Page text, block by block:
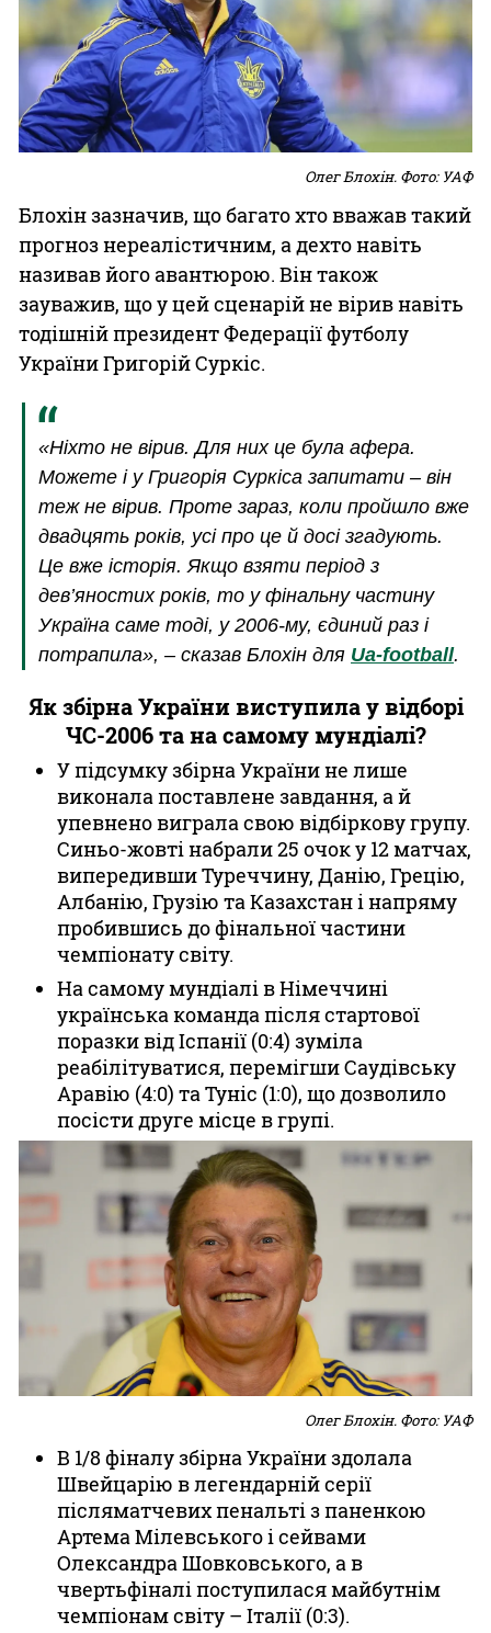
Олег Блохін. Фото: УАФ
Блохін зазначив, що багато хто вважав такий
прогноз нереалістичним, а дехто навіть
називав його авантюрою. Він також
зауважив, що у цей сценарій не вірив навіть
тодішній президент Федерації футболу
України Григорій Суркіс.
«Ніхто не вірив. Для них це була афера.
Можете і у Григорія Суркіса запитати – він
теж не вірив. Проте зараз, коли пройшло вже
двадцять років, усі про це й досі згадують.
Це вже історія. Якщо взяти період з
дев’яностих років, то у фінальну частину
Україна саме тоді, у 2006-му, єдиний раз і
потрапила», – сказав Блохін для Ua-football.
Як збірна України виступила у відборі
ЧС-2006 та на самому мундіалі?
У підсумку збірна України не лише
виконала поставлене завдання, а й
упевнено виграла свою відбіркову групу.
Синьо-жовті набрали 25 очок у 12 матчах,
випередивши Туреччину, Данію, Грецію,
Албанію, Грузію та Казахстан і напряму
пробившись до фінальної частини
чемпіонату світу.
На самому мундіалі в Німеччині
українська команда після стартової
поразки від Іспанії (0:4) зуміла
реабілітуватися, перемігши Саудівську
Аравію (4:0) та Туніс (1:0), що дозволило
посісти друге місце в групі.
Олег Блохін. Фото: УАФ
В 1/8 фіналу збірна України здолала
Швейцарію в легендарній серії
післяматчевих пенальті з паненкою
Артема Мілевського і сейвами
Олександра Шовковського, а в
чвертьфіналі поступилася майбутнім
чемпіонам світу – Італії (0:3).